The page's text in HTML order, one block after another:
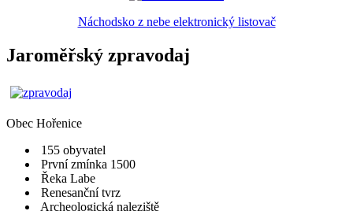
Náchodsko z nebe elektronický listovač
Jaroměřský zpravodaj
Obec Hořenice
155 obyvatel
První zmínka 1500
Řeka Labe
Renesanční tvrz
Archeologická naleziště